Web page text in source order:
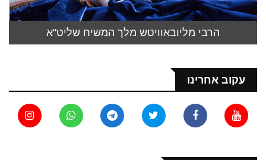
הרבי מליובאוויטש מלך המשיח שליט"א
עקוב אחרינו